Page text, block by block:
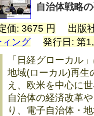
自治体戦略
価: 3675 円
出版
ィング
発行日: 第
「日経グローカル
地域(ローカル)再生
え、欧米を中心に
自治体の経済改革
り、電子自治体・